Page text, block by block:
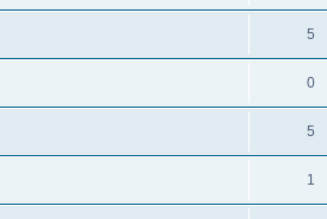
5
0
5
1